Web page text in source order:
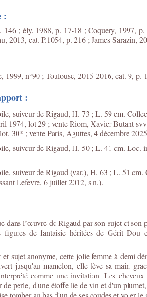
:
146 ; ély, 1988, p. 17-18 ; Coquery, 1997,
2013, cat. P.1054, p. 216 ; James-Sarazin,
1999, n°90 ; Toulouse, 2015-2016, cat. 9, p.
:
suiveur de Rigaud, H. 73 ; L. 59 cm.
1974, lot 29 ; vente Riom, Xavier Butant
30* ; vente Paris, Aguttes, 4 décembre
suiveur de Rigaud, H. 50 ; L. 41 cm. Loc.
suiveur de Rigaud (var.), H. 63 ; L. 51 cm.
Lefevre, 6 juillet 2012, s.n.).
dans l’œuvre de Rigaud par son sujet et son
figures de fantaisie héritées de Gérit Dou
sujet anonyme, cette jolie femme à demi
jusqu'au mamelon, elle lève sa main
comme une invitation. Les
perle, d'une étoffe lie de vin et d'un
tomber au bas d'un de ses coudes et voler